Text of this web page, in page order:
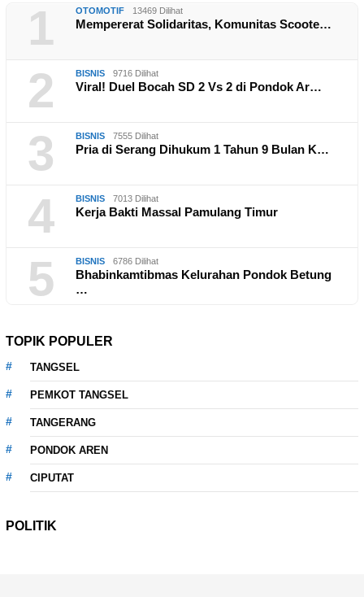
1 OTOMOTIF 13469 Dilihat
Mempererat Solidaritas, Komunitas Scoote…
2 BISNIS 9716 Dilihat
Viral! Duel Bocah SD 2 Vs 2 di Pondok Ar…
3 BISNIS 7555 Dilihat
Pria di Serang Dihukum 1 Tahun 9 Bulan K…
4 BISNIS 7013 Dilihat
Kerja Bakti Massal Pamulang Timur
5 BISNIS 6786 Dilihat
Bhabinkamtibmas Kelurahan Pondok Betung
…
TOPIK POPULER
TANGSEL
PEMKOT TANGSEL
TANGERANG
PONDOK AREN
CIPUTAT
POLITIK